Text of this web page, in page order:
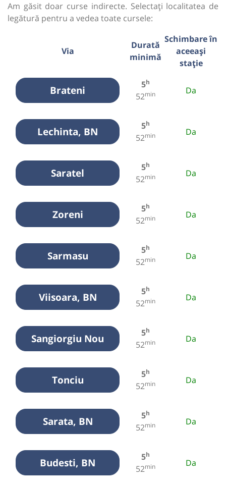
Am găsit doar curse indirecte. Selectați localitatea de
legătură pentru a vedea toate cursele:
Via
Durată
minimă
Schimbare în
aceeași
stație
Brateni 5h
52min Da
Lechinta, BN 5h
52min Da
Saratel 5h
52min Da
Zoreni 5h
52min Da
Sarmasu 5h
52min Da
Viisoara, BN 5h
52min Da
Sangiorgiu Nou 5h
52min Da
Tonciu 5h
52min Da
Sarata, BN 5h
52min Da
Budesti, BN 5h
52min Da